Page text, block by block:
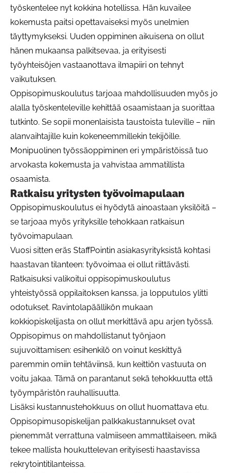
työskentelee nyt kokkina hotellissa. Hän kuvailee
kokemusta paitsi opettavaiseksi myös unelmien
täyttymykseksi. Uuden oppiminen aikuisena on ollut
hänen mukaansa palkitsevaa, ja erityisesti
työyhteisöjen vastaanottava ilmapiiri on tehnyt
vaikutuksen.
Oppisopimuskoulutus tarjoaa mahdollisuuden myös jo
alalla työskenteleville kehittää osaamistaan ja suorittaa
tutkinto. Se sopii monenlaisista taustoista tuleville – niin
alanvaihtajille kuin kokeneemmillekin tekijöille.
Monipuolinen työssäoppiminen eri ympäristöissä tuo
arvokasta kokemusta ja vahvistaa ammatillista
osaamista.
Ratkaisu yritysten työvoimapulaan
Oppisopimuskoulutus ei hyödytä ainoastaan yksilöitä –
se tarjoaa myös yrityksille tehokkaan ratkaisun
työvoimapulaan.
Vuosi sitten eräs StaffPointin asiakasyrityksistä kohtasi
haastavan tilanteen: työvoimaa ei ollut riittävästi.
Ratkaisuksi valikoitui oppisopimuskoulutus
yhteistyössä oppilaitoksen kanssa, ja lopputulos ylitti
odotukset. Ravintolapäällikön mukaan
kokkiopiskelijasta on ollut merkittävä apu arjen työssä.
Oppisopimus on mahdollistanut työnjaon
sujuvoittamisen: esihenkilö on voinut keskittyä
paremmin omiin tehtäviinsä, kun keittiön vastuuta on
voitu jakaa. Tämä on parantanut sekä tehokkuutta että
työympäristön rauhallisuutta.
Lisäksi kustannustehokkuus on ollut huomattava etu.
Oppisopimusopiskelijan palkkakustannukset ovat
pienemmät verrattuna valmiiseen ammattilaiseen, mikä
tekee mallista houkuttelevan erityisesti haastavissa
rekrytointitilanteissa.